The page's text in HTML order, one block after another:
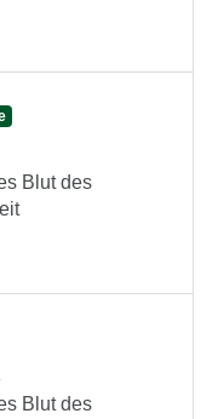
Blut des
Blut des